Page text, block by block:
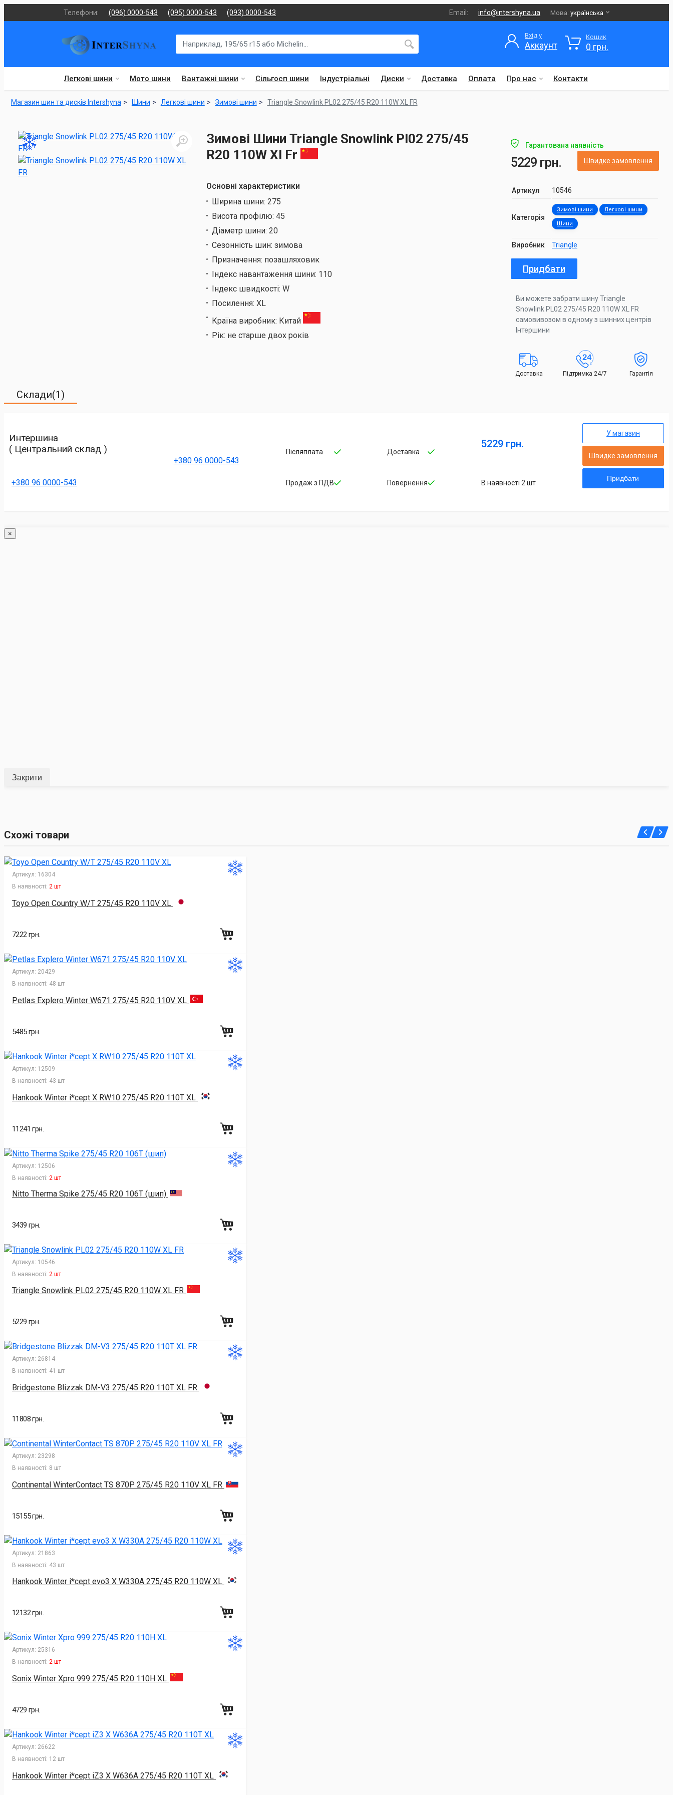
Телефони: (096) 0000-543 (095) 0000-543 (093) 0000-543 Email: info@intershyna.ua Мова: українська
Легкові шини Мото шини Вантажні шини Сільгосп шини Індустріальні Диски Доставка Оплата Про нас Контакти
Вхід у
Аккаунт
Кошик
0 грн.
Магазин шин та дисків Intershyna Шини Легкові шини Зимові шини Triangle Snowlink PL02 275/45 R20 110W XL FR
Зимові Шини Triangle Snowlink Pl02 275/45
R20 110W Xl Fr
Основні характеристики
Ширина шини: 275
Висота профілю: 45
Діаметр шини: 20
Сезонність шин: зимова
Призначення: позашляховик
Індекс навантаження шини: 110
Індекс швидкості: W
Посилення: XL
Країна виробник: Китай
Рік: не старше двох років
Гарантована наявність
5229 грн. Швидке замовлення
Артикул 10546
Категорія
Зимові шини Легкові шини
Шини
Виробник Triangle
Придбати
Ви можете забрати шину Triangle
Snowlink PL02 275/45 R20 110W XL FR
самовивозом в одному з шинних центрів
Інтершини
Доставка Підтримка 24/7 Гарантія
Склади(1)
Интершина
( Центральний склад )
+380 96 0000-543
+380 96 0000-543
Післяплата
Продаж з ПДВ
Доставка
Повернення
5229 грн.
В наявності 2 шт
У магазин
Швидке замовлення
Придбати
×
Закрити
Схожі товари
Артикул: 16304
В наявності: 2 шт
Toyo Open Country W/T 275/45 R20 110V XL
7222 грн.
Артикул: 20429
В наявності: 48 шт
Petlas Explero Winter W671 275/45 R20 110V XL
5485 грн.
Артикул: 12509
В наявності: 43 шт
Hankook Winter i*cept X RW10 275/45 R20 110T XL
11241 грн.
Артикул: 12506
В наявності: 2 шт
Nitto Therma Spike 275/45 R20 106T (шип)
3439 грн.
Артикул: 10546
В наявності: 2 шт
Triangle Snowlink PL02 275/45 R20 110W XL FR
5229 грн.
Артикул: 26814
В наявності: 41 шт
Bridgestone Blizzak DM-V3 275/45 R20 110T XL FR
11808 грн.
Артикул: 23298
В наявності: 8 шт
Continental WinterContact TS 870P 275/45 R20 110V XL FR
15155 грн.
Артикул: 21863
В наявності: 43 шт
Hankook Winter i*cept evo3 X W330A 275/45 R20 110W XL
12132 грн.
Артикул: 25316
В наявності: 2 шт
Sonix Winter Xpro 999 275/45 R20 110H XL
4729 грн.
Артикул: 26622
В наявності: 12 шт
Hankook Winter i*cept iZ3 X W636A 275/45 R20 110T XL